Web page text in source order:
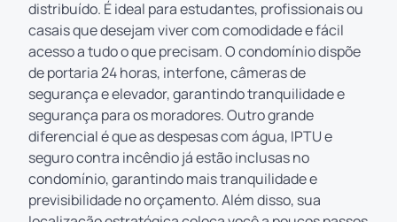
distribuído. É ideal para estudantes, profissionais ou
casais que desejam viver com comodidade e fácil
acesso a tudo o que precisam. O condomínio dispõe
de portaria 24 horas, interfone, câmeras de
segurança e elevador, garantindo tranquilidade e
segurança para os moradores. Outro grande
diferencial é que as despesas com água, IPTU e
seguro contra incêndio já estão inclusas no
condomínio, garantindo mais tranquilidade e
previsibilidade no orçamento. Além disso, sua